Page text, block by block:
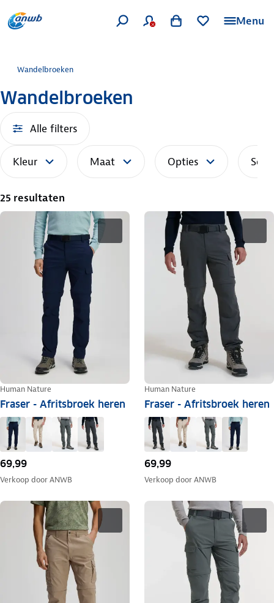
Menu
Wandelbroeken
Wandelbroeken
Alle filters
Kleur Maat Opties
25 resultaten
Human Nature
Fraser - Afritsbroek heren
69,99
Verkoop doorANWB
Human Nature
Fraser - Afritsbroek heren
69,99
Verkoop doorANWB